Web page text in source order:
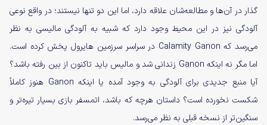
گذار در آن‌ها و مطالعه‌شان علاقه دارد، اما این دو تنها نیستند؛ در واقع نوعی
آلودگی نیز در این محیط وجود دارد که شبیه به آلودگی مالیسی به نظر
می‌رسد که Calamity Ganon در سراسر سرزمین هایرول پخش کرده است.
اما مگر نه اینکه Ganon زندانی شد و مالیس باید تاکنون از بین رفته باشد؟
آیا منبع جدیدی برای آلودگی به وجود آمده یا اینکه Ganon هنوز کاملاً
شکست نخورده است؟ داستان هرچه که باشد، اتمسفر بازی بسیار تیره‌تر و
سنگین‌تر از نسخه قبلی به نظر می‌رسد.